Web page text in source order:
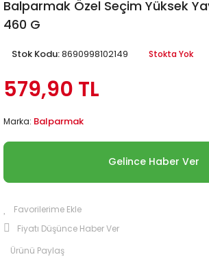
Balparmak Özel Seçim Yüksek
460 G
Stok Kodu:8690998102149 Stokta Yok
579,90 TL
Marka: Balparmak
Gelince Haber Ver
Fiyatı Düşünce Haber Ver
Ürünü Paylaş